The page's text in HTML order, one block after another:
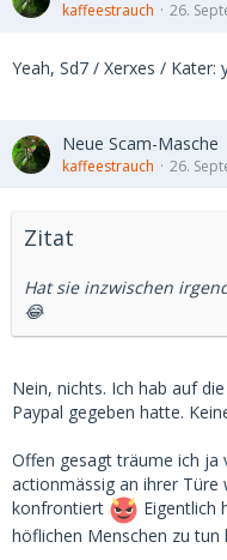
kaffeestrauch 26.
Yeah, Sd7 / Xerxes / Kater:
Neue Scam-Masche
kaffeestrauch 26.
Zitat
Hat sie inzwischen
😂
Nein, nichts. Ich hab auf
Paypal gegeben hatte.
Offen gesagt träume ich ja
actionmässig an ihrer
konfrontiert
Eigentlich
höflichen Menschen zu tun